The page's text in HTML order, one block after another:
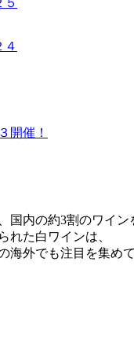
５
４
開催！
内の約3割のワイン
れた白ワインは、
外でも注目を集め